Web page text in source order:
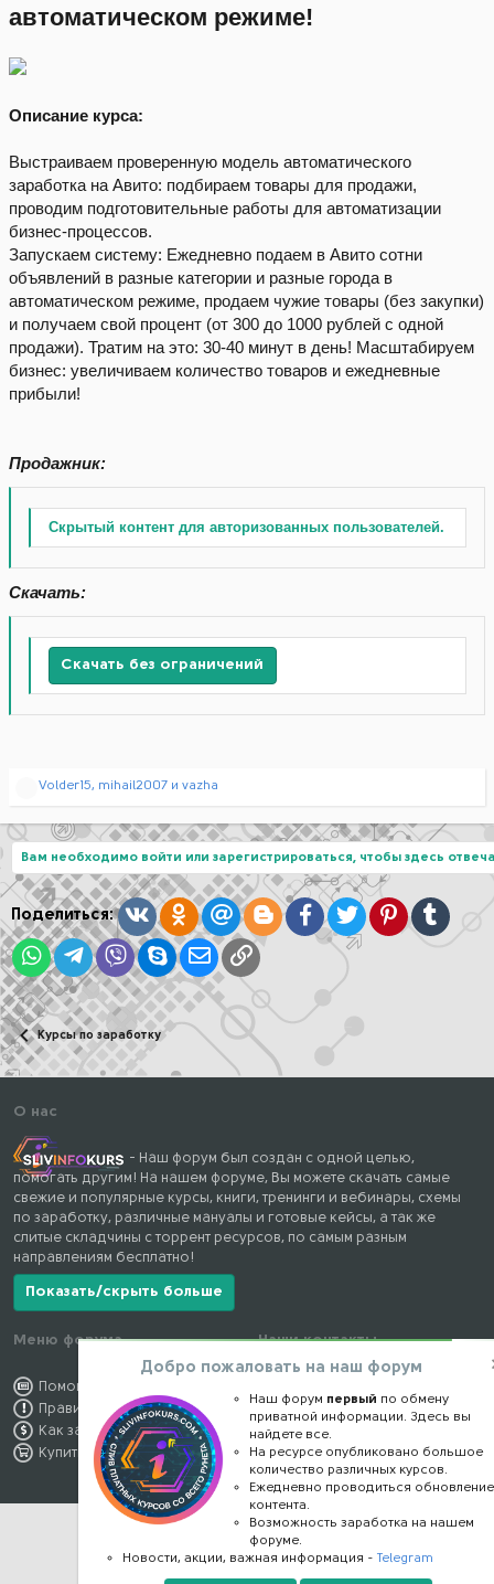
автоматическом режиме!
Описание курса:
Выстраиваем проверенную модель автоматического
заработка на Авито: подбираем товары для продажи,
проводим подготовительные работы для автоматизации
бизнес-процессов.
Запускаем систему: Ежедневно подаем в Авито сотни
объявлений в разные категории и разные города в
автоматическом режиме, продаем чужие товары (без закупки)
и получаем свой процент (от 300 до 1000 рублей с одной
продажи). Тратим на это: 30-40 минут в день! Масштабируем
бизнес: увеличиваем количество товаров и ежедневные
прибыли!
Продажник:
Скрытый контент для авторизованных пользователей.
Скачать:
Скачать без ограничений
Р
ц
и
и
:
Volder15, mihail2007 и vazha
Вам необходимо войти или зарегистрироваться, чтобы здесь
Поделиться: ВконтактеОдноклассники
Mail.ruBloggerFacebook
TwitterPinterestTumblr
WhatsAppTelegram
ViberSkypeЭлектронная почта
Ссылка
Курсы по заработку
О нас
- Наш форум был создан с одной целью,
помогать другим! На нашем форуме, Вы можете скачать самые
свежие и популярные курсы, книги, тренинги и вебинары, схемы
по заработку, различные мануалы и готовые кейсы, а так же
слитые складчины с торрент ресурсов, по самым разным
направлениям бесплатно!
Показать/скрыть больше
Меню форума
Помощь по форуму
Правила форума
Как заработать
Купить премиум
Наши контакты
Обратная связь
Конфиденциальность
Правообладателям
Добро пожаловать на наш форум
Наш форум первый по обмену
приватной информации. Здесь вы
найдете все.
На ресурсе опубликовано большое
количество различных курсов.
Ежедневно проводиться обновление
контента.
Возможность заработка на нашем
форуме.
Новости, акции, важная информация -Telegram